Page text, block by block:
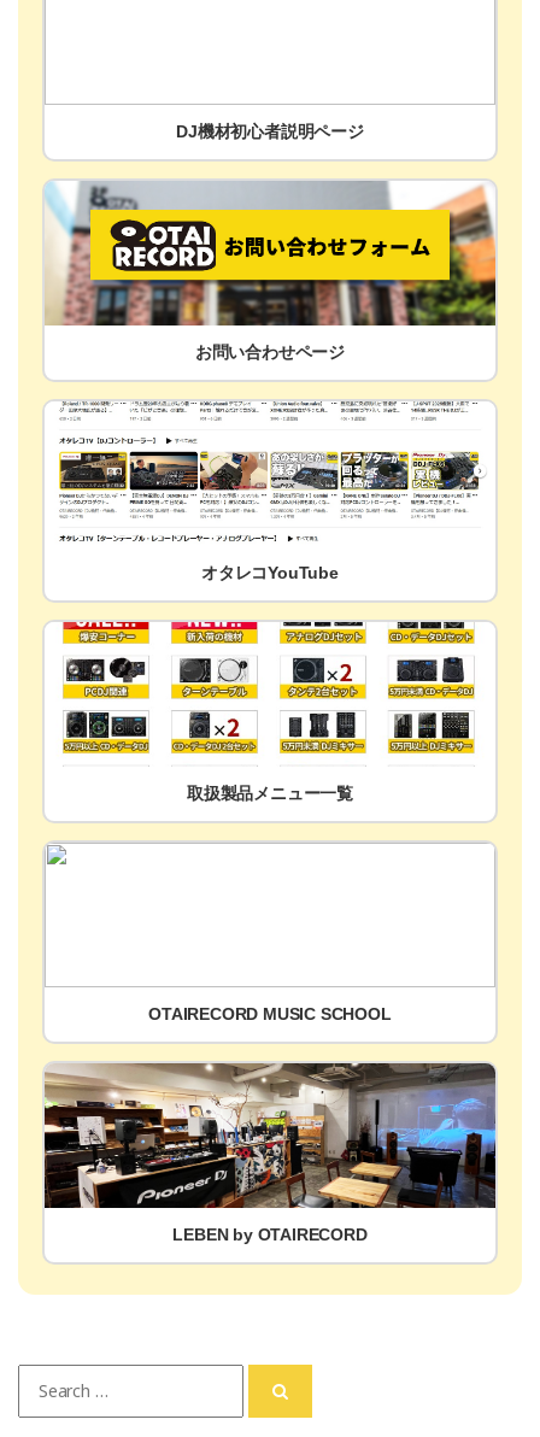
DJ機材初心者説明ページ
お問い合わせページ
オタレコYouTube
取扱製品メニュー一覧
OTAIRECORD MUSIC SCHOOL
LEBEN by OTAIRECORD
for: